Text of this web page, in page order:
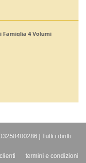
4 Volumi
| Tutti i diritti
termini e condizioni